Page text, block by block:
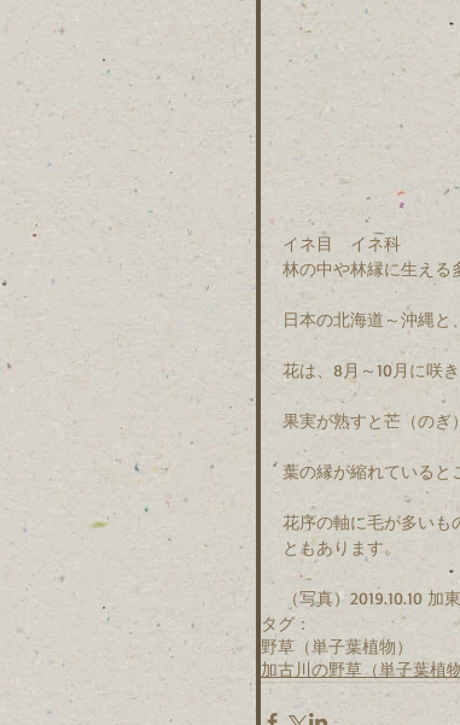
イネ目　イネ科
林の中や林縁に生える
日本の北海道～沖縄と
花は、8月～10月に咲き
果実が熟すと芒（のぎ
葉の縁が縮れていると
花序の軸に毛が多いも
ともあります。
（写真）2019.10.10 加
タグ：
野草（単子葉植物）
加古川の野草（単子葉植物